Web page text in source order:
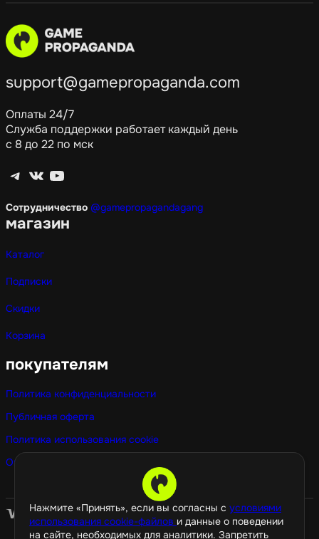
Нажмите «Принять», если вы согласны с условиями
использования cookie-файлов и данные о поведении
на сайте, необходимых для аналитики. Запретить
support@gamepropaganda.com
Оплаты 24/7
Служба поддержки работает каждый день
с 8 до 22 по мск
Telegram ВКонтакте YouTube
Сотрудничество @gamepropagandagang
магазин
Каталог
Подписки
Скидки
Корзина
покупателям
Политика конфиденциальности
Публичная оферта
Политика использования cookie
Оптовые покупки